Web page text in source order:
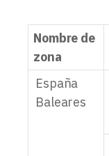
Nombre de
zona
España
Baleares